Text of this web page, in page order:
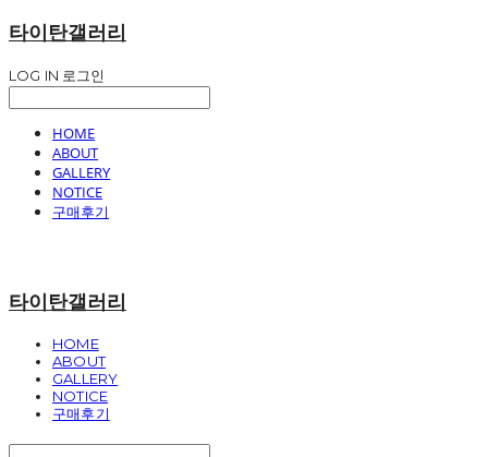
타이탄갤러리
LOG IN 로그인
HOME
ABOUT
GALLERY
NOTICE
구매후기
타이탄갤러리
HOME
ABOUT
GALLERY
NOTICE
구매후기